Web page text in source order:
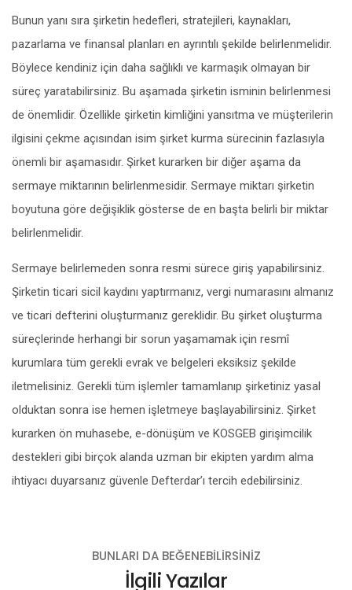
Bunun yanı sıra şirketin hedefleri, stratejileri, kaynakları,
pazarlama ve finansal planları en ayrıntılı şekilde belirlenmelidir.
Böylece kendiniz için daha sağlıklı ve karmaşık olmayan bir
süreç yaratabilirsiniz. Bu aşamada şirketin isminin belirlenmesi
de önemlidir. Özellikle şirketin kimliğini yansıtma ve müşterilerin
ilgisini çekme açısından isim şirket kurma sürecinin fazlasıyla
önemli bir aşamasıdır. Şirket kurarken bir diğer aşama da
sermaye miktarının belirlenmesidir. Sermaye miktarı şirketin
boyutuna göre değişiklik gösterse de en başta belirli bir miktar
belirlenmelidir.
Sermaye belirlemeden sonra resmi sürece giriş yapabilirsiniz.
Şirketin ticari sicil kaydını yaptırmanız, vergi numarasını almanız
ve ticari defterini oluşturmanız gereklidir. Bu şirket oluşturma
süreçlerinde herhangi bir sorun yaşamamak için resmî
kurumlara tüm gerekli evrak ve belgeleri eksiksiz şekilde
iletmelisiniz. Gerekli tüm işlemler tamamlanıp şirketiniz yasal
olduktan sonra ise hemen işletmeye başlayabilirsiniz. Şirket
kurarken ön muhasebe, e-dönüşüm ve KOSGEB girişimcilik
destekleri gibi birçok alanda uzman bir ekipten yardım alma
ihtiyacı duyarsanız güvenle Defterdar’ı tercih edebilirsiniz.
BUNLARI DA BEĞENEBILIRSINIZ
İlgili Yazılar